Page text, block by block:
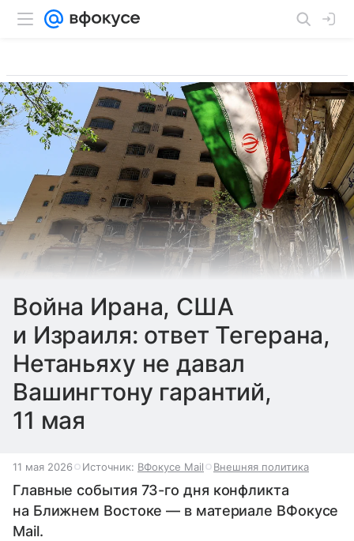
Война Ирана, США
и Израиля: ответ Тегерана,
Нетаньяху не давал
Вашингтону гарантий,
11 мая
11 мая 2026 Источник: ВФокусе Mail Внешняя политика
Главные события 73-го дня конфликта
на Ближнем Востоке — в материале ВФокусе
Mail.